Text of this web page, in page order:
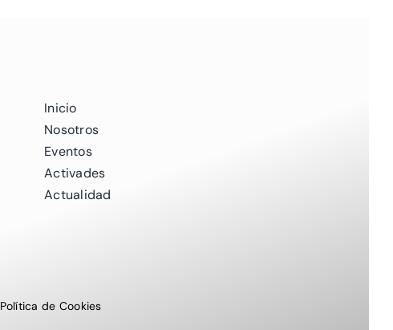
Inicio
Nosotros
Eventos
Activades
Actualidad
Política de Cookies